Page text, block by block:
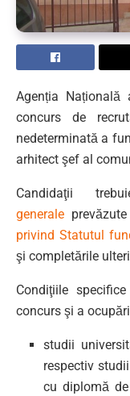
Agenția Națională
concurs de
nedeterminată a
arhitect şef al
Candidaţii
generale
privind Statutul
şi completările
Condiţiile
concurs şi a
studii
respectiv
cu diplomă